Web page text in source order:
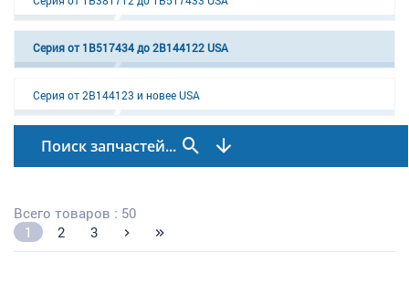
Серия от 1B517434 до 2B144122 USA
Серия от 2B144123 и новее USA
Поиск запчастей...
Всего товаров : 50
1
2 3